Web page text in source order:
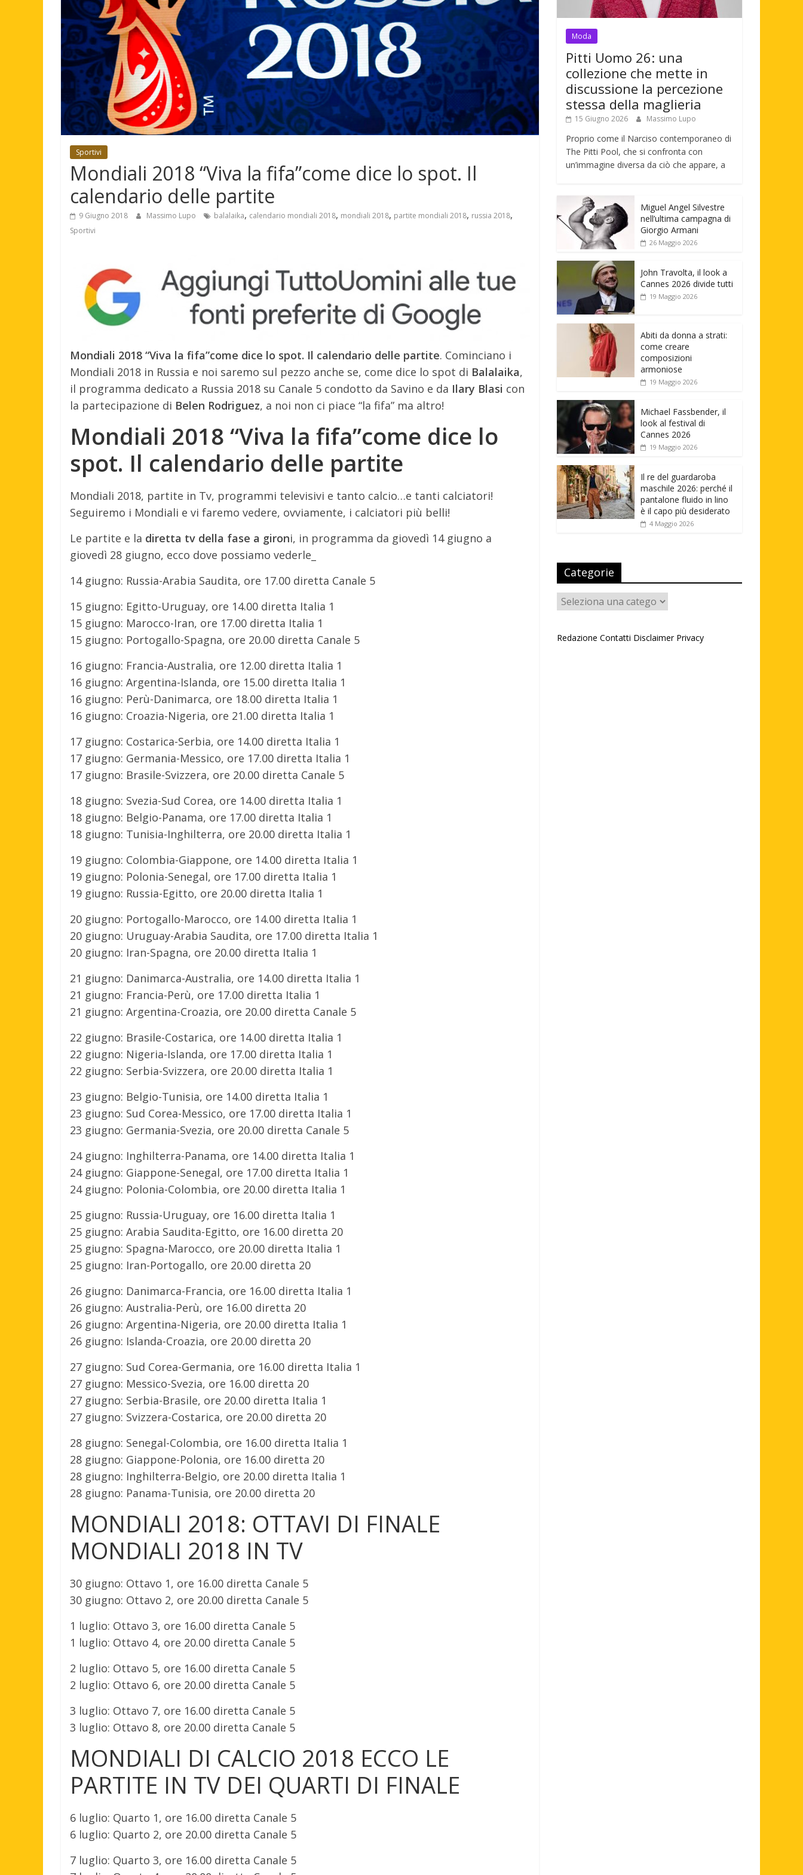
Sportivi
Mondiali 2018 “Viva la fifa”come dice lo spot. Il
calendario delle partite
9 Giugno 2018 Massimo Lupo balalaika, calendario mondiali 2018, mondiali 2018, partite mondiali 2018, russia 2018,
Sportivi
Mondiali 2018 “Viva la fifa”come dice lo spot. Il calendario delle partite. Cominciano i
Mondiali 2018 in Russia e noi saremo sul pezzo anche se, come dice lo spot di Balalaika,
il programma dedicato a Russia 2018 su Canale 5 condotto da Savino e da Ilary Blasi con
la partecipazione di Belen Rodriguez, a noi non ci piace “la fifa” ma altro!
Mondiali 2018 “Viva la fifa”come dice lo
spot. Il calendario delle partite
Mondiali 2018, partite in Tv, programmi televisivi e tanto calcio…e tanti calciatori!
Seguiremo i Mondiali e vi faremo vedere, ovviamente, i calciatori più belli!
Le partite e la diretta tv della fase a gironi, in programma da giovedì 14 giugno a
giovedì 28 giugno, ecco dove possiamo vederle_
14 giugno: Russia-Arabia Saudita, ore 17.00 diretta Canale 5
15 giugno: Egitto-Uruguay, ore 14.00 diretta Italia 1
15 giugno: Marocco-Iran, ore 17.00 diretta Italia 1
15 giugno: Portogallo-Spagna, ore 20.00 diretta Canale 5
16 giugno: Francia-Australia, ore 12.00 diretta Italia 1
16 giugno: Argentina-Islanda, ore 15.00 diretta Italia 1
16 giugno: Perù-Danimarca, ore 18.00 diretta Italia 1
16 giugno: Croazia-Nigeria, ore 21.00 diretta Italia 1
17 giugno: Costarica-Serbia, ore 14.00 diretta Italia 1
17 giugno: Germania-Messico, ore 17.00 diretta Italia 1
17 giugno: Brasile-Svizzera, ore 20.00 diretta Canale 5
18 giugno: Svezia-Sud Corea, ore 14.00 diretta Italia 1
18 giugno: Belgio-Panama, ore 17.00 diretta Italia 1
18 giugno: Tunisia-Inghilterra, ore 20.00 diretta Italia 1
19 giugno: Colombia-Giappone, ore 14.00 diretta Italia 1
19 giugno: Polonia-Senegal, ore 17.00 diretta Italia 1
19 giugno: Russia-Egitto, ore 20.00 diretta Italia 1
20 giugno: Portogallo-Marocco, ore 14.00 diretta Italia 1
20 giugno: Uruguay-Arabia Saudita, ore 17.00 diretta Italia 1
20 giugno: Iran-Spagna, ore 20.00 diretta Italia 1
21 giugno: Danimarca-Australia, ore 14.00 diretta Italia 1
21 giugno: Francia-Perù, ore 17.00 diretta Italia 1
21 giugno: Argentina-Croazia, ore 20.00 diretta Canale 5
22 giugno: Brasile-Costarica, ore 14.00 diretta Italia 1
22 giugno: Nigeria-Islanda, ore 17.00 diretta Italia 1
22 giugno: Serbia-Svizzera, ore 20.00 diretta Italia 1
23 giugno: Belgio-Tunisia, ore 14.00 diretta Italia 1
23 giugno: Sud Corea-Messico, ore 17.00 diretta Italia 1
23 giugno: Germania-Svezia, ore 20.00 diretta Canale 5
24 giugno: Inghilterra-Panama, ore 14.00 diretta Italia 1
24 giugno: Giappone-Senegal, ore 17.00 diretta Italia 1
24 giugno: Polonia-Colombia, ore 20.00 diretta Italia 1
25 giugno: Russia-Uruguay, ore 16.00 diretta Italia 1
25 giugno: Arabia Saudita-Egitto, ore 16.00 diretta 20
25 giugno: Spagna-Marocco, ore 20.00 diretta Italia 1
25 giugno: Iran-Portogallo, ore 20.00 diretta 20
26 giugno: Danimarca-Francia, ore 16.00 diretta Italia 1
26 giugno: Australia-Perù, ore 16.00 diretta 20
26 giugno: Argentina-Nigeria, ore 20.00 diretta Italia 1
26 giugno: Islanda-Croazia, ore 20.00 diretta 20
27 giugno: Sud Corea-Germania, ore 16.00 diretta Italia 1
27 giugno: Messico-Svezia, ore 16.00 diretta 20
27 giugno: Serbia-Brasile, ore 20.00 diretta Italia 1
27 giugno: Svizzera-Costarica, ore 20.00 diretta 20
28 giugno: Senegal-Colombia, ore 16.00 diretta Italia 1
28 giugno: Giappone-Polonia, ore 16.00 diretta 20
28 giugno: Inghilterra-Belgio, ore 20.00 diretta Italia 1
28 giugno: Panama-Tunisia, ore 20.00 diretta 20
MONDIALI 2018: OTTAVI DI FINALE
MONDIALI 2018 IN TV
30 giugno: Ottavo 1, ore 16.00 diretta Canale 5
30 giugno: Ottavo 2, ore 20.00 diretta Canale 5
1 luglio: Ottavo 3, ore 16.00 diretta Canale 5
1 luglio: Ottavo 4, ore 20.00 diretta Canale 5
2 luglio: Ottavo 5, ore 16.00 diretta Canale 5
2 luglio: Ottavo 6, ore 20.00 diretta Canale 5
3 luglio: Ottavo 7, ore 16.00 diretta Canale 5
3 luglio: Ottavo 8, ore 20.00 diretta Canale 5
MONDIALI DI CALCIO 2018 ECCO LE
PARTITE IN TV DEI QUARTI DI FINALE
6 luglio: Quarto 1, ore 16.00 diretta Canale 5
6 luglio: Quarto 2, ore 20.00 diretta Canale 5
7 luglio: Quarto 3, ore 16.00 diretta Canale 5
Moda
Pitti Uomo 26: una
collezione che mette in
discussione la percezione
stessa della maglieria
15 Giugno 2026 Massimo Lupo
Proprio come il Narciso contemporaneo di
The Pitti Pool, che si confronta con
un’immagine diversa da ciò che appare, a
Miguel Angel Silvestre
nell’ultima campagna di
Giorgio Armani
26 Maggio 2026
John Travolta, il look a
Cannes 2026 divide tutti
19 Maggio 2026
Abiti da donna a strati:
come creare
composizioni
armoniose
19 Maggio 2026
Michael Fassbender, il
look al festival di
Cannes 2026
19 Maggio 2026
Il re del guardaroba
maschile 2026: perché il
pantalone fluido in lino
è il capo più desiderato
4 Maggio 2026
Categorie
Categorie
Redazione Contatti Disclaimer Privacy